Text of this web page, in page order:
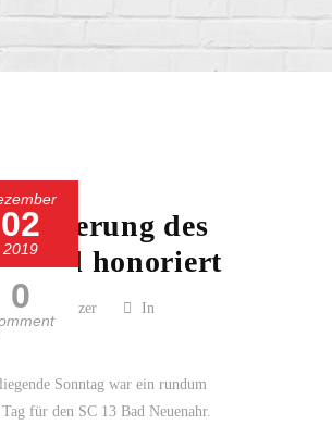
02
2019
0
des
wird honoriert
Guido Kölzer
In
Sonntag war ein rundum
für den SC 13 Bad Neuenahr.